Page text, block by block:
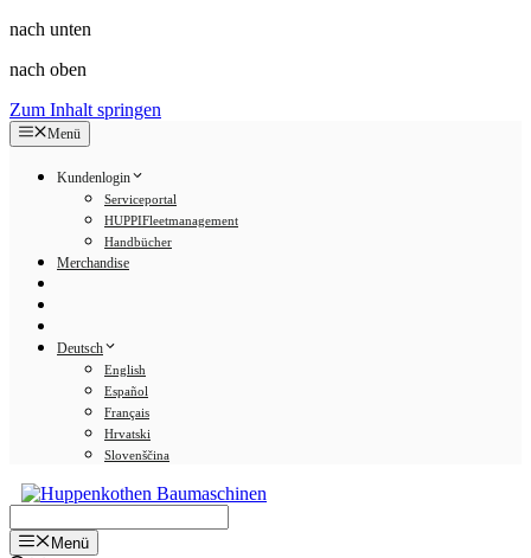
nach unten
nach oben
Zum Inhalt springen
Menü
Kundenlogin
Serviceportal
HUPPIFleetmanagement
Handbücher
Merchandise
Deutsch
English
Español
Français
Hrvatski
Slovenščina
Menü